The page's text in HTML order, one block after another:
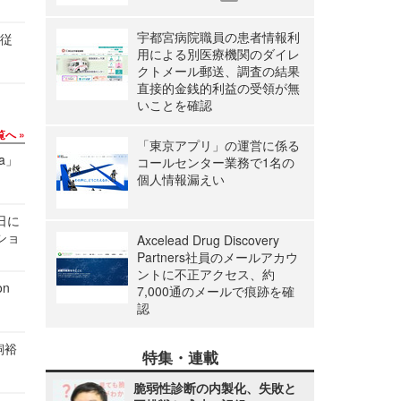
へ
に
ョ
裕
宇都宮病院職員の患者情報利
用による別医療機関のダイレ
クトメール郵送、調査の結果
直接的金銭的利益の受領が無
いことを確認
「東京アプリ」の運営に係る
コールセンター業務で1名の
個人情報漏えい
Axcelead Drug Discovery
Partners社員のメールアカウ
ントに不正アクセス、約
7,000通のメールで痕跡を確
認
特集・連載
脆弱性診断の内製化、失敗と